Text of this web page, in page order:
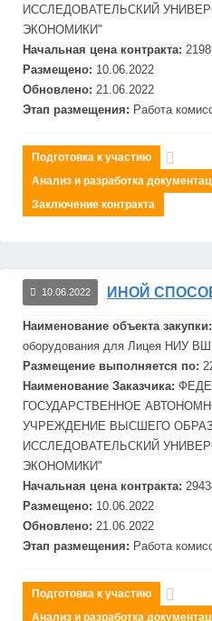
ИССЛЕДОВАТЕЛЬСКИЙ
ЭКОНОМИКИ"
Начальная цена контракта:
Размещено: 10.06.2022
Обновлено: 21.06.2022
Этап размещения: Работа
Подготовка к участию
Анализ и разработка
Заключение контракта
10.06.2022 ИНОЙ
Наименование объекта закупки:
оборудования для Лицея НИУ
Размещение выполняется по:
Наименование Заказчика:
ГОСУДАРСТВЕННОЕ
УЧРЕЖДЕНИЕ ВЫСШЕГО
ИССЛЕДОВАТЕЛЬСКИЙ
ЭКОНОМИКИ"
Начальная цена контракта:
Размещено: 10.06.2022
Обновлено: 21.06.2022
Этап размещения: Работа
Подготовка к участию
Анализ и разработка